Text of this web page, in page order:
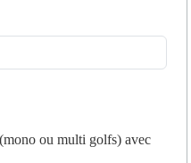
ou multi golfs) avec